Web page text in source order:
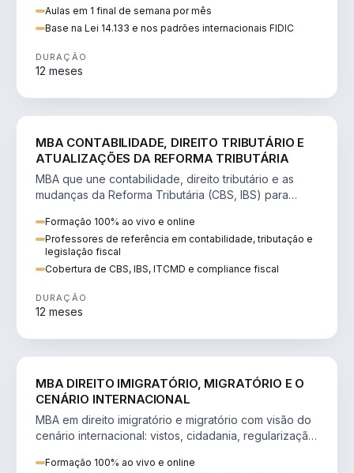
Aulas em 1 final de semana por mês
Base na Lei 14.133 e nos padrões internacionais FIDIC
DURAÇÃO
12 meses
MBA CONTABILIDADE, DIREITO TRIBUTÁRIO E
ATUALIZAÇÕES DA REFORMA TRIBUTÁRIA
MBA que une contabilidade, direito tributário e as
mudanças da Reforma Tributária (CBS, IBS) para
Formação 100% ao vivo e online
Professores de referência em contabilidade, tributação e
legislação fiscal
Cobertura de CBS, IBS, ITCMD e compliance fiscal
DURAÇÃO
12 meses
MBA DIREITO IMIGRATÓRIO, MIGRATÓRIO E O
CENÁRIO INTERNACIONAL
MBA em direito imigratório e migratório com visão do
cenário internacional: vistos, cidadania, regularização
Formação 100% ao vivo e online